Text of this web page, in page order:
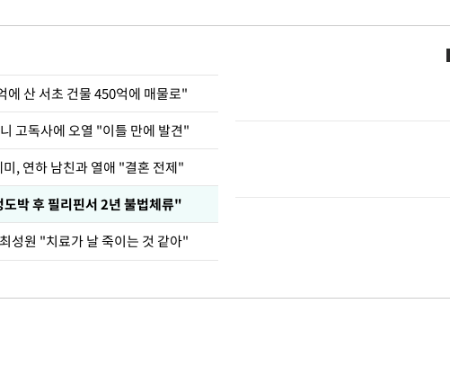
에 산 서초 건물 450억에 매물로"
고독사에 오열 "이틀 만에 발견"
, 연하 남친과 열애 "결혼 전제"
박 후 필리핀서 2년 불법체류"
성원 "치료가 날 죽이는 것 같아"